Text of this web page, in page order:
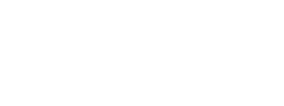
대감에 홀로 상한가…마진 잔액은 사상 최고
진압 중
中과 비교해야"